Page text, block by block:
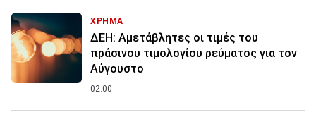
ΧΡΗΜΑ
ΔΕΗ: Αμετάβλητες οι τιμές του
πράσινου τιμολογίου ρεύματος για τον
Αύγουστο
02:00